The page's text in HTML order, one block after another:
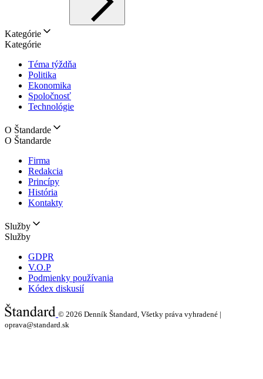
Kategórie
Kategórie
Téma týždňa
Politika
Ekonomika
Spoločnosť
Technológie
O Štandarde
O Štandarde
Firma
Redakcia
Princípy
História
Kontakty
Služby
Služby
GDPR
V.O.P
Podmienky používania
Kódex diskusií
© 2026 Denník Štandard, Všetky práva vyhradené |
oprava@standard.sk